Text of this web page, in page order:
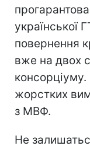
української
повернення
вже на двох
консорціуму.
жорстких
з МВФ.
Не